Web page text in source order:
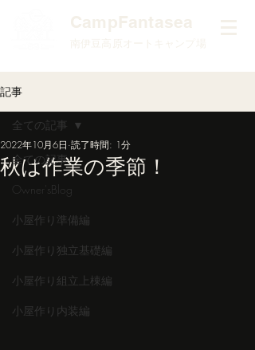
​CampFantasea
南伊豆高原オートキャンプ場
記事
全ての記事
Owner'sBlog
小屋作り準備編
小屋作り独立基礎編
小屋作り組立上棟編
小屋作り内装編
全ての記事
秋は作業の季節！
2022年10月6日 読了時間: 1分